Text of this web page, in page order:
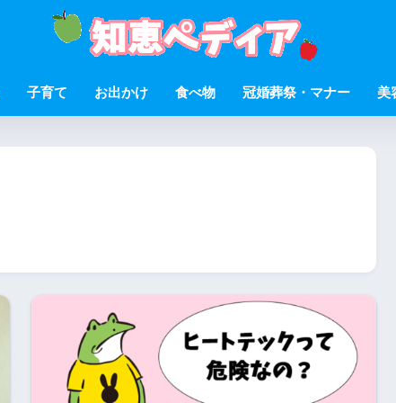
子育て お出かけ 食べ物 冠婚葬祭・マナー 美